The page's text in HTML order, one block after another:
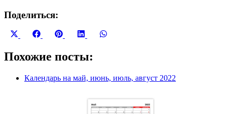
Поделиться:
Share
Share
FacebookShare
Pinterest Share
LinkedIn
Похожие посты:
Календарь на май, июнь, июль, август 2022